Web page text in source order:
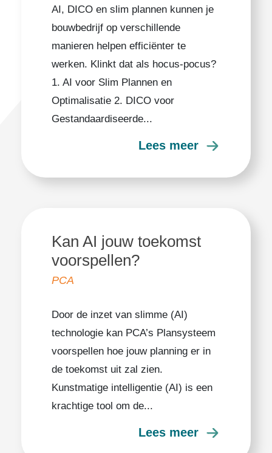
AI, DICO en slim plannen kunnen je
bouwbedrijf op verschillende
manieren helpen efficiënter te
werken. Klinkt dat als hocus-pocus?
1. AI voor Slim Plannen en
Optimalisatie 2. DICO voor
Gestandaardiseerde...
Lees meer
Kan AI jouw toekomst
voorspellen?
PCA
Door de inzet van slimme (AI)
technologie kan PCA’s Plansysteem
voorspellen hoe jouw planning er in
de toekomst uit zal zien.
Kunstmatige intelligentie (AI) is een
krachtige tool om de...
Lees meer